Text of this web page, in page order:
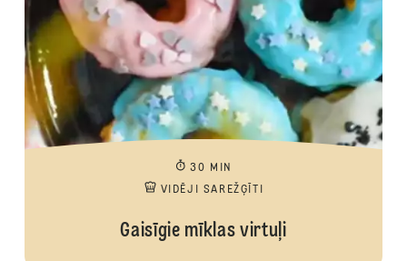
30 MIN
VIDĒJI SAREŽĢĪTI
Gaisīgie mīklas virtuļi